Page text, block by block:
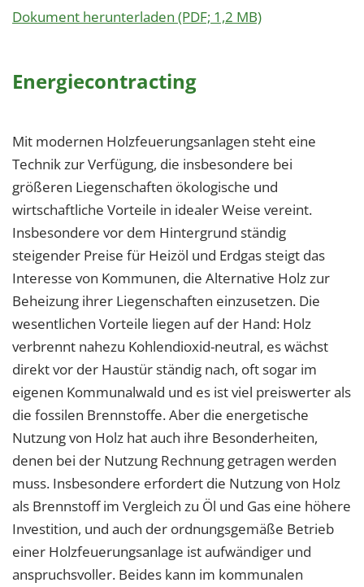
Dokument herunterladen (PDF; 1,2 MB)
Energiecontracting
Mit modernen Holzfeuerungsanlagen steht eine
Technik zur Verfügung, die insbesondere bei
größeren Liegenschaften ökologische und
wirtschaftliche Vorteile in idealer Weise vereint.
Insbesondere vor dem Hintergrund ständig
steigender Preise für Heizöl und Erdgas steigt das
Interesse von Kommunen, die Alternative Holz zur
Beheizung ihrer Liegenschaften einzusetzen. Die
wesentlichen Vorteile liegen auf der Hand: Holz
verbrennt nahezu Kohlendioxid-neutral, es wächst
direkt vor der Haustür ständig nach, oft sogar im
eigenen Kommunalwald und es ist viel preiswerter als
die fossilen Brennstoffe. Aber die energetische
Nutzung von Holz hat auch ihre Besonderheiten,
denen bei der Nutzung Rechnung getragen werden
muss. Insbesondere erfordert die Nutzung von Holz
als Brennstoff im Vergleich zu Öl und Gas eine höhere
Investition, und auch der ordnungsgemäße Betrieb
einer Holzfeuerungsanlage ist aufwändiger und
anspruchsvoller. Beides kann im kommunalen